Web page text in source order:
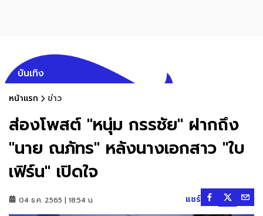
บันเทิง
หน้าแรก ข่าว
ส่องโพสต์ "หนุ่ม กรรชัย" ฝากถึง
"นาย ณภัทร" หลังนางเอกสาว "ใบ
เฟิร์น" เปิดใจ
04 ธ.ค. 2565 | 18:54 น. แชร์